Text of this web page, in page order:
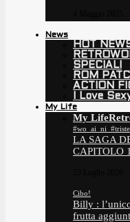
News
HOT
SPECIALI
ROM
ACTION
I Love
My Life
My Life
LA SAGA
CAPITOLO 1
Cibo!
Billy :
frutta